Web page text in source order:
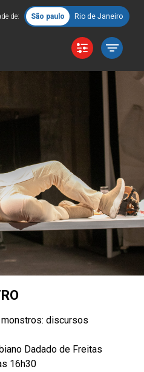
de: São paulo Rio de Janeiro
discursos
Dadado de Freitas
16h30